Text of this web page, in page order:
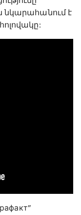
նկարահանում է